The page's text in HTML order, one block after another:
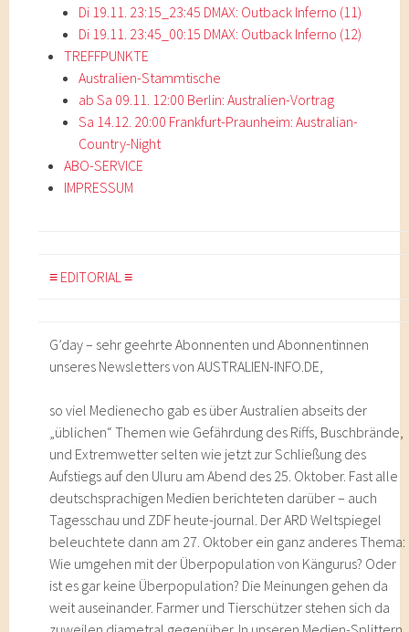
Di 19.11. 23:15_23:45 DMAX: Outback Inferno (11)
Di 19.11. 23:45_00:15 DMAX: Outback Inferno (12)
TREFFPUNKTE
Australien-Stammtische
ab Sa 09.11. 12:00 Berlin: Australien-Vortrag
Sa 14.12. 20:00 Frankfurt-Praunheim: Australian-
Country-Night
ABO-SERVICE
IMPRESSUM
≡ EDITORIAL ≡
G’day – sehr geehrte Abonnenten und Abonnentinnen
unseres Newsletters von AUSTRALIEN-INFO.DE,
so viel Medienecho gab es über Australien abseits der
„üblichen“ Themen wie Gefährdung des Riffs, Buschbrände,
und Extremwetter selten wie jetzt zur Schließung des
Aufstiegs auf den Uluru am Abend des 25. Oktober. Fast alle
deutschsprachigen Medien berichteten darüber – auch
Tagesschau und ZDF heute-journal. Der ARD Weltspiegel
beleuchtete dann am 27. Oktober ein ganz anderes Thema:
Wie umgehen mit der Überpopulation von Kängurus? Oder
ist es gar keine Überpopulation? Die Meinungen gehen da
weit auseinander. Farmer und Tierschützer stehen sich da